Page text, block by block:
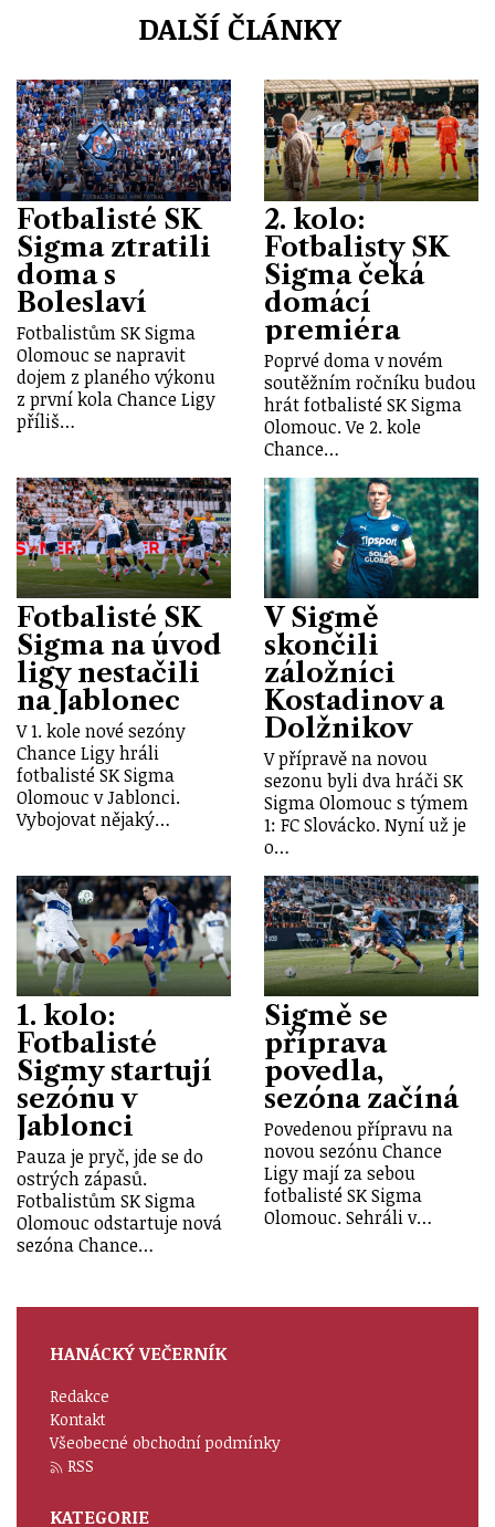
DALŠÍ ČLÁNKY
Fotbalisté SK
Sigma ztratili
doma s
Boleslaví
Fotbalistům SK Sigma
Olomouc se napravit
dojem z planého výkonu
z první kola Chance Ligy
příliš…
2. kolo:
Fotbalisty SK
Sigma čeká
domácí
premiéra
Poprvé doma v novém
soutěžním ročníku budou
hrát fotbalisté SK Sigma
Olomouc. Ve 2. kole
Chance…
Fotbalisté SK
Sigma na úvod
ligy nestačili
na Jablonec
V 1. kole nové sezóny
Chance Ligy hráli
fotbalisté SK Sigma
Olomouc v Jablonci.
Vybojovat nějaký…
V Sigmě
skončili
záložníci
Kostadinov a
Dolžnikov
V přípravě na novou
sezonu byli dva hráči SK
Sigma Olomouc s týmem
1: FC Slovácko. Nyní už je
o…
1. kolo:
Fotbalisté
Sigmy startují
sezónu v
Jablonci
Pauza je pryč, jde se do
ostrých zápasů.
Fotbalistům SK Sigma
Olomouc odstartuje nová
sezóna Chance…
Sigmě se
příprava
povedla,
sezóna začíná
Povedenou přípravu na
novou sezónu Chance
Ligy mají za sebou
fotbalisté SK Sigma
Olomouc. Sehráli v…
HANÁCKÝ VEČERNÍK
Redakce
Kontakt
Všeobecné obchodní podmínky
RSS
KATEGORIE